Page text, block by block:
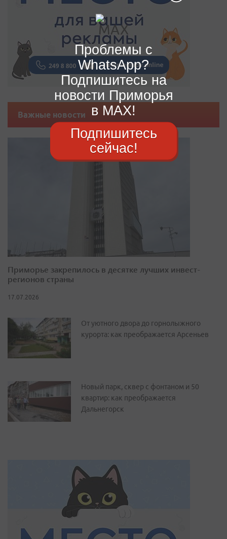
Важные новости
Приморье закрепилось в десятке лучших инвест-
регионов страны
17.07.2026
От уютного двора до горнолыжного
курорта: как преображается Арсеньев
Новый парк, сквер с фонтаном и 50
квартир: как преображается
Дальнегорск
Проблемы с
WhatsApp?
Подпишитесь на
новости Приморья
в MAX!
Подпишитесь
сейчас!